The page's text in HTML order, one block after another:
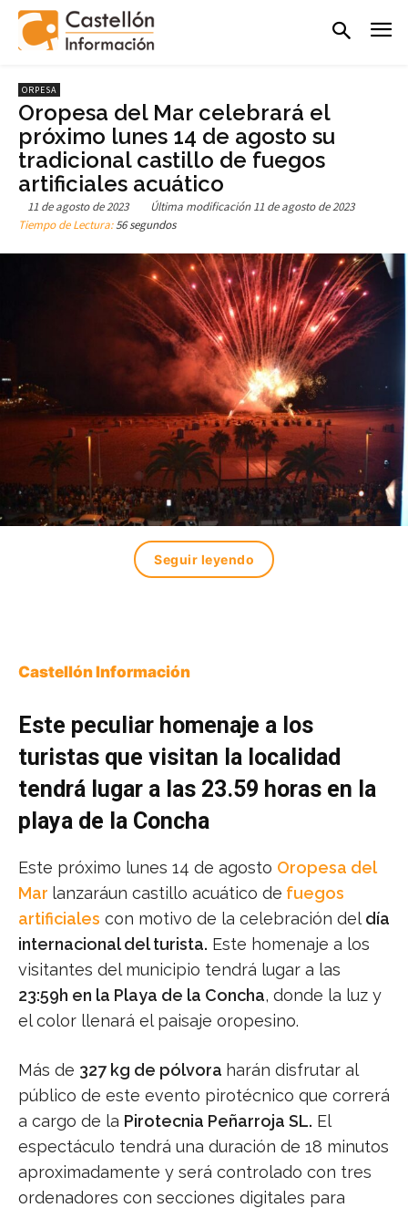
ORPESA
Oropesa del Mar celebrará el
próximo lunes 14 de agosto su
tradicional castillo de fuegos
artificiales acuático
11 de agosto de 2023 Última modificación 11 de agosto de 2023
Tiempo de Lectura:56 segundos
Seguir leyendo
Castellón Información
Este peculiar homenaje a los
turistas que visitan la localidad
tendrá lugar a las 23.59 horas en la
playa de la Concha
Este próximo lunes 14 de agosto Oropesa del
Mar lanzaráun castillo acuático de fuegos
artificiales con motivo de la celebración del día
internacional del turista. Este homenaje a los
visitantes del municipio tendrá lugar a las
23:59h en la Playa de la Concha, donde la luz y
el color llenará el paisaje oropesino.
Más de 327 kg de pólvora harán disfrutar al
público de este evento pirotécnico que correrá
a cargo de la Pirotecnia Peñarroja SL. El
espectáculo tendrá una duración de 18 minutos
aproximadamente y será controlado con tres
ordenadores con secciones digitales para